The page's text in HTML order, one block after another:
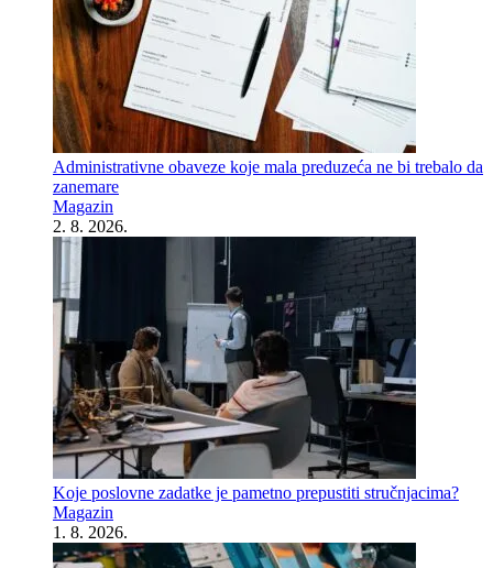
Administrativne obaveze koje mala preduzeća ne bi trebalo da
zanemare
Magazin
2. 8. 2026.
Koje poslovne zadatke je pametno prepustiti stručnjacima?
Magazin
1. 8. 2026.